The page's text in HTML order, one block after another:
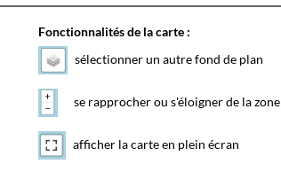
Fonctionnalités de la carte :
sélectionner un autre fond de plan
se rapprocher ou s'éloigner de la zone
afficher la carte en plein écran